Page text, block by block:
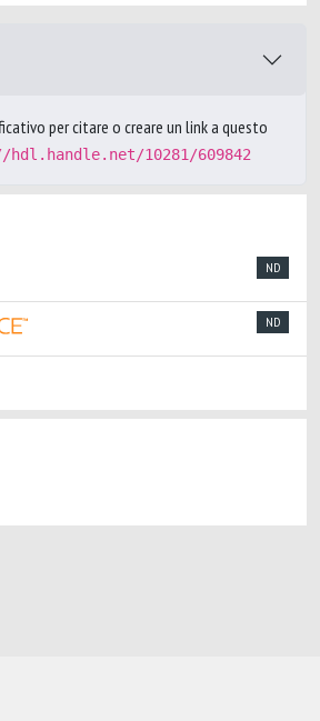
per citare o creare un link a questo
10281/609842
ND
ND